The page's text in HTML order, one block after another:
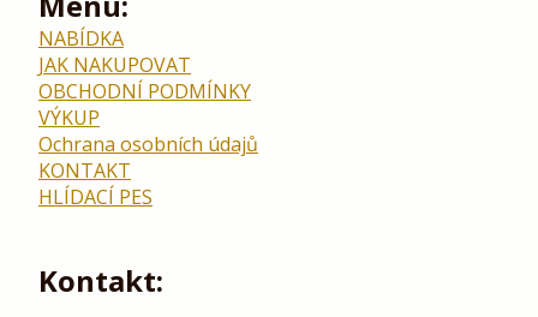
NABÍDKA
JAK NAKUPOVAT
OBCHODNÍ PODMÍNKY
VÝKUP
Ochrana osobních údajů
KONTAKT
HLÍDACÍ PES
Kontakt: